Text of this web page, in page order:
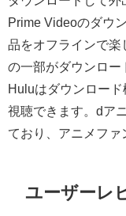
Prime Videoのダウ
品をオフラインで楽
の一部がダウンロー
Huluはダウンロー
視聴できます。dア
ており、アニメファ
ユーザーレ